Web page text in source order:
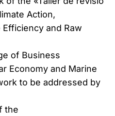
Action,
and Raw
of Business
Economy and Marine
to be addressed by
the